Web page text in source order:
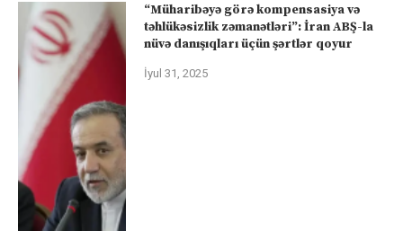
“Müharibəyə görə kompensasiya və
təhlükəsizlik zəmanətləri”: İran ABŞ-la
nüvə danışıqları üçün şərtlər qoyur
İyul 31, 2025